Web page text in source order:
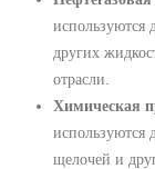
используются
других
отрасли.
Химическая
используются
щелочей и